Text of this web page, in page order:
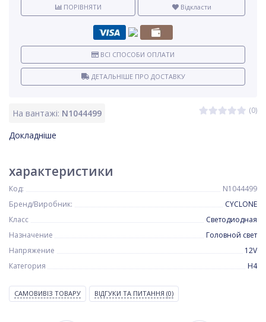
На вантажі: N1044499 (0)
Докладніше
ПОРІВНЯТИ Відкласти
ВСІ СПОСОБИ ОПЛАТИ
ДЕТАЛЬНІШЕ ПРО ДОСТАВКУ
характеристики
Код:
N1044499
Бренд/Виробник:
CYCLONE
Класс
Светодиодная
Назначение
Головной свет
Напряжение
12V
Категория
H4
САМОВИВІЗ ТОВАРУ ВІДГУКИ ТА ПИТАННЯ (0)